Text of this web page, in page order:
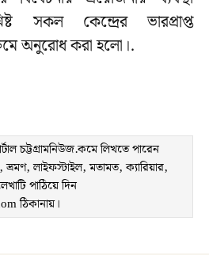
সকল কেন্দ্রের ভারপ্রাপ্ত
অনুরোধ করা হলো।.
চট্টগ্রামনিউজ.কমে লিখতে পারেন
লাইফস্টাইল, মতামত, ক্যারিয়ার,
পাঠিয়ে দিন
ঠিকানায়।